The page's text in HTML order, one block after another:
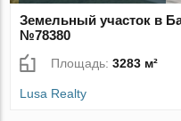
Земельный участок в
№78380
Площадь:3283 м²
Lusa Realty